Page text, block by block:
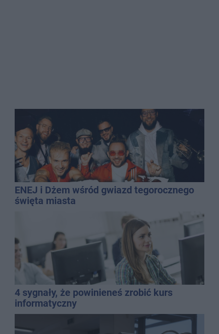
ENEJ i Dżem wśród gwiazd tegorocznego
święta miasta
4 sygnały, że powinieneś zrobić kurs
informatyczny